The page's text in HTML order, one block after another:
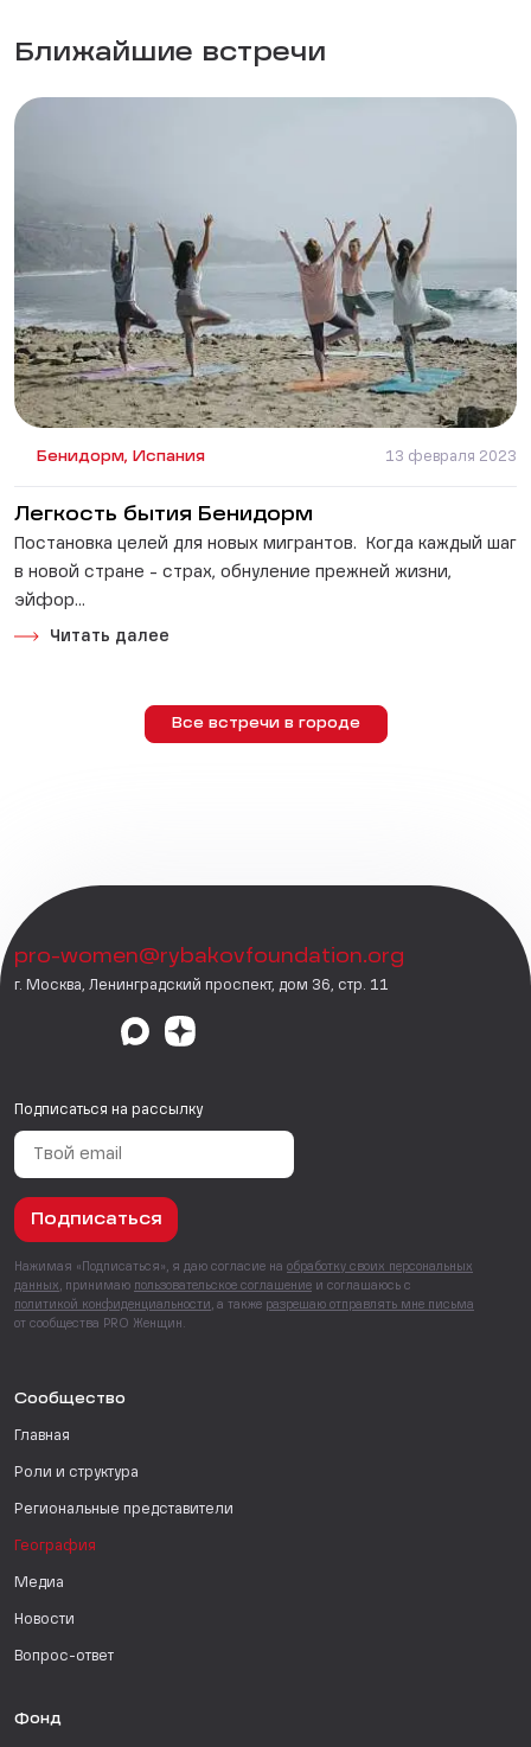
Ближайшие встречи
Бенидорм, Испания 13 февраля 2023
Легкость бытия Бенидорм
Постановка целей для новых мигрантов. Когда каждый шаг
в новой стране - страх, обнуление прежней жизни,
эйфор...
Читать далее
Все встречи в городе
pro-women@rybakovfoundation.org
г. Москва, Ленинградский проспект, дом 36, стр. 11
Подписаться на рассылку
Подписаться
Нажимая «Подписаться», я даю согласие на обработку своих персональных
данных , принимаю пользовательское соглашение и соглашаюсь с
политикой конфиденциальности , а также разрешаю отправлять мне письма
от сообщества PRO Женщин.
Сообщество
Главная
Роли и структура
Региональные представители
География
Медиа
Новости
Вопрос-ответ
Фонд